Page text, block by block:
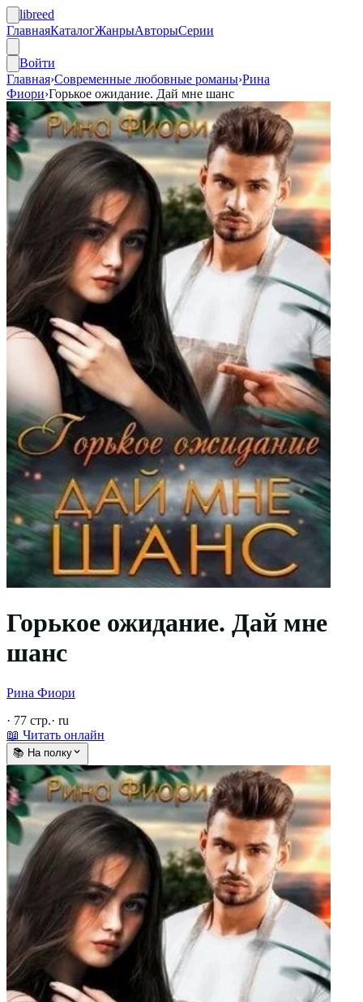
libreed
ГлавнаяКаталогЖанрыАвторыСерии
Войти
Главная›Современные любовные романы›Рина
Фиори›Горькое ожидание. Дай мне шанс
Горькое ожидание. Дай мне
шанс
Рина Фиори
· 77 стр.· ru
📖 Читать онлайн
📚 На полку